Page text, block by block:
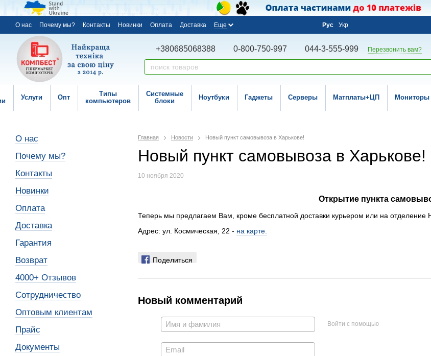
О нас Почему мы? Контакты Новинки Оплата Доставка Еще Рус Укр
+380685068388 0-800-750-997 044-3-555-999 Перезвонить вам?
Услуги Опт
Типы
компьютеров
Системные
блоки
Ноутбуки Гаджеты Серверы Матплаты+ЦП Мониторы
Главная Новости Новый пункт самовывоза в Харькове!
Новый пункт самовывоза в Харькове!
10 ноября 2020
Открытие пункта
Теперь мы предлагаем Вам, кроме бесплатной доставки курьером или на отделение
Адрес: ул. Космическая, 22 - на карте.
Поделиться
Новый комментарий
Войти с помощью
О нас
Почему мы?
Контакты
Новинки
Оплата
Доставка
Гарантия
Возврат
4000+ Отзывов
Сотрудничество
Оптовым клиентам
Прайс
Документы